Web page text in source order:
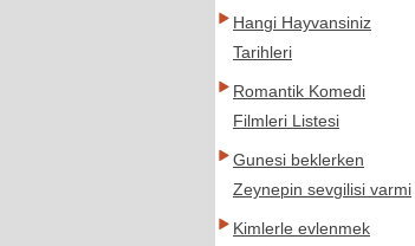
Hangi Hayvansiniz
Tarihleri
Romantik Komedi
Filmleri Listesi
Gunesi beklerken
Zeynepin sevgilisi varmi
Kimlerle evlenmek